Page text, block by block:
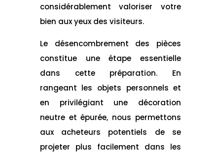
considérablement valoriser votre
bien aux yeux des visiteurs.
Le désencombrement des pièces
constitue une étape essentielle
dans cette préparation. En
rangeant les objets personnels et
en privilégiant une décoration
neutre et épurée, nous permettons
aux acheteurs potentiels de se
projeter plus facilement dans les